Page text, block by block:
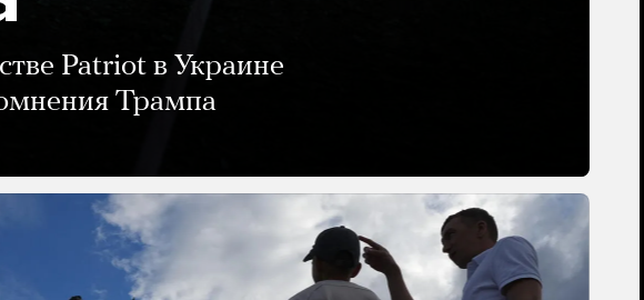
Patriot в Украине
Трампа